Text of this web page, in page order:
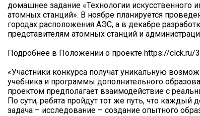
домашнее задание «Технологии искусственного
атомных станций». В ноябре планируется
городах расположения АЭС, а в декабре
представителям атомных станций и
Подробнее в Положении о проекте https://clck.ru/
«Участники конкурса получат уникальную
учебника и программы дополнительного
проектом предполагает взаимодействие с
По сути, ребята пройдут тот же путь, что
задача – исследование – создание опытного